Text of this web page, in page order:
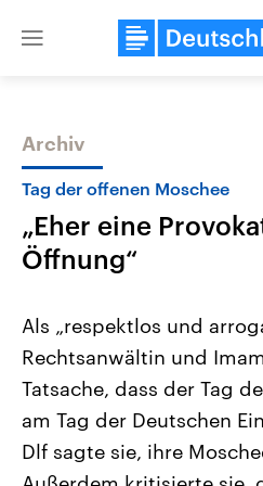
Close
Themen
Landtagswahl Sachsen-Anhalt
2026
Alle Informationen
Sachsen-Anhalt wählt am 6.
September 2026 einen neuen
Landtag. Seit 2021 wird das
Bundesland von einer Koalition
Archiv
Tag der offenen Moschee
„Eher eine
Öffnung“
Als „respektlos und
Rechtsanwältin und
Tatsache, dass der Tag
am Tag der Deutschen
Dlf sagte sie, ihre